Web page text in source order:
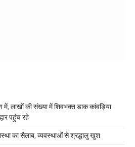
में, लाखों की संख्या में शिवभक्त डाक कांवड़िया
पहुंच रहे
का सैलाब, व्यवस्थाओं से श्रद्धालु खुश